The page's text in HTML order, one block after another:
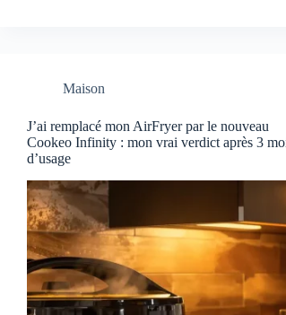
Maison
J’ai remplacé mon AirFryer par le nouveau
Cookeo Infinity : mon vrai verdict après 3
d’usage